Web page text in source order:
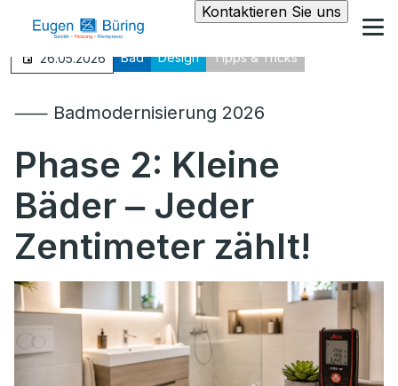
Kontaktieren Sie uns
26.05.2026 Bad Design Tipps & Tricks
⸺ Badmodernisierung 2026
Phase 2: Kleine
Bäder ‒ Jeder
Zentimeter zählt!